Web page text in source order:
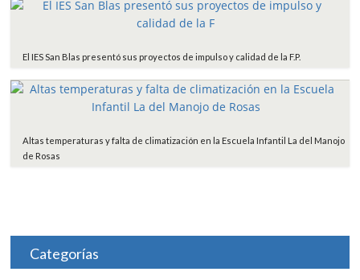
El IES San Blas presentó sus proyectos de impulso y calidad de la F.P.
Altas temperaturas y falta de climatización en la Escuela Infantil La del Manojo
de Rosas
Categorías